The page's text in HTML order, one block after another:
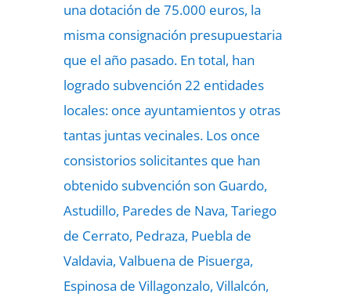
una dotación de 75.000 euros, la
misma consignación presupuestaria
que el año pasado. En total, han
logrado subvención 22 entidades
locales: once ayuntamientos y otras
tantas juntas vecinales. Los once
consistorios solicitantes que han
obtenido subvención son Guardo,
Astudillo, Paredes de Nava, Tariego
de Cerrato, Pedraza, Puebla de
Valdavia, Valbuena de Pisuerga,
Espinosa de Villagonzalo, Villalcón,